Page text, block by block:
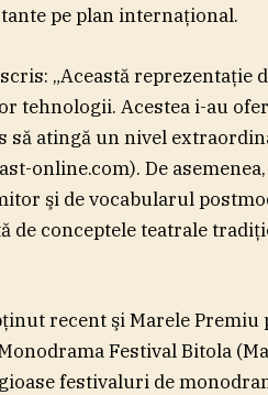
pe plan internaţional.
„Această
tehnologii. Acestea i-au
să atingă un nivel
online.com). De
şi de vocabularul
de conceptele teatrale
recent şi Marele Premiu
Festival Bitola
festivaluri de